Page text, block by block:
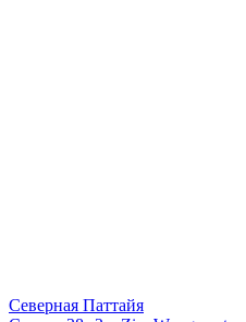
Северная Паттайя